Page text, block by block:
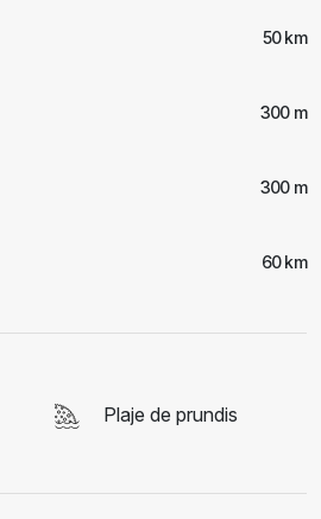
50 km
300 m
300 m
60 km
Plaje de prundis